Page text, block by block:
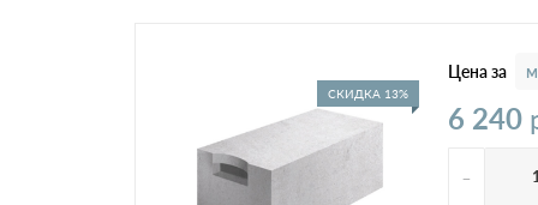
Газобетон Аэрок
Газобетон ЕвроАэроБетон
(ЕАБ)
СКИДКА 13%
Цена за
6 240
-